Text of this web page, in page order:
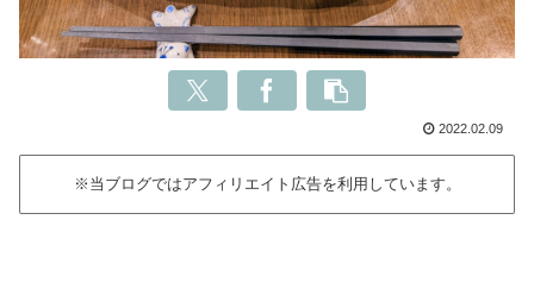
2022.02.09
※当ブログではアフィリエイト広告を利用しています。